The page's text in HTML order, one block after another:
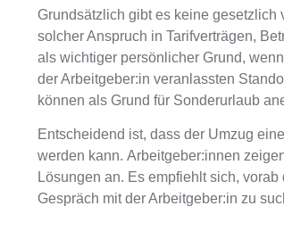
Grundsätzlich gibt es keine gesetzlich
solcher Anspruch in Tarifverträgen,
als wichtiger persönlicher Grund,
der Arbeitgeber:in veranlassten
können als Grund für Sonderurlaub
Entscheidend ist, dass der Umzug eine
werden kann. Arbeitgeber:innen
Lösungen an. Es empfiehlt sich,
Gespräch mit der Arbeitgeber:in zu